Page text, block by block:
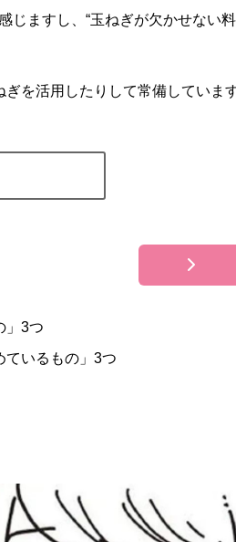
じますし、“玉ねぎが欠かせない料
を活用したりして常備していま
」3つ
ているもの」3つ